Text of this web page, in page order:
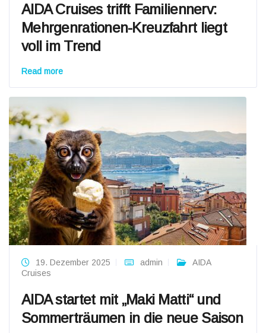
AIDA Cruises trifft Familiennerv:
Mehrgenrationen-Kreuzfahrt liegt
voll im Trend
Read more
19. Dezember 2025 admin
AIDA
Cruises
AIDA startet mit „Maki Matti“ und
Sommerträumen in die neue Saison